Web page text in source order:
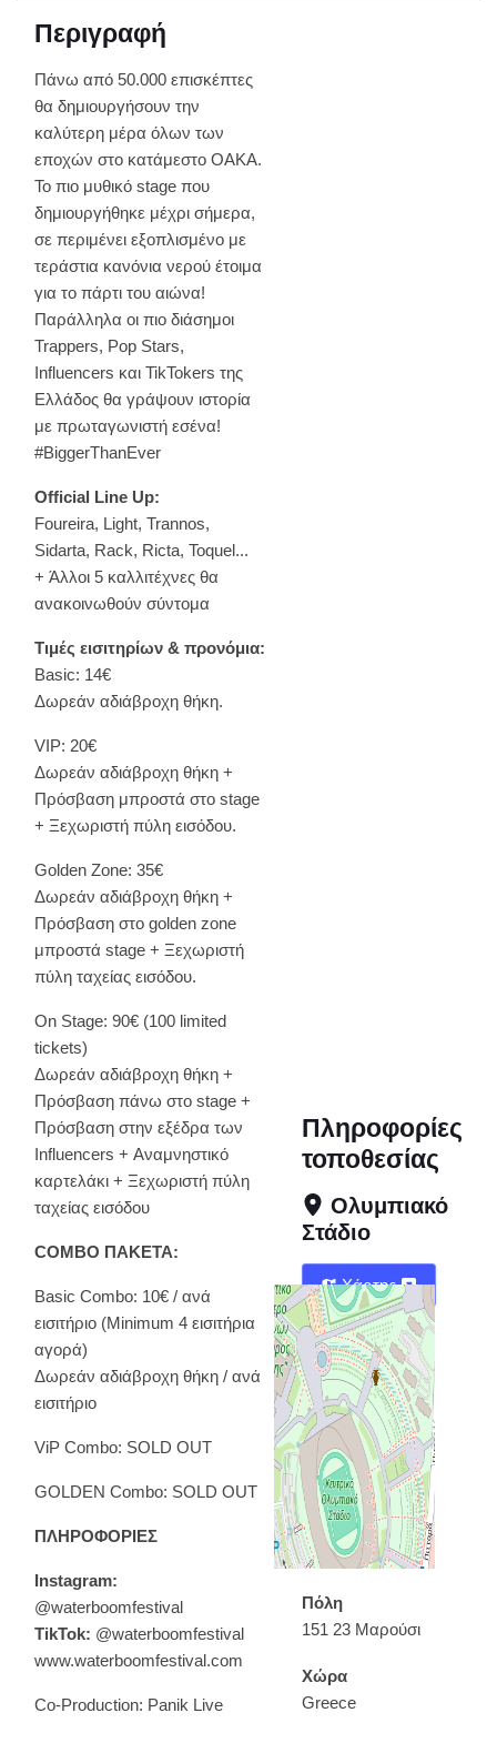
Περιγραφή
Πάνω από 50.000 επισκέπτες
θα δημιουργήσουν την
καλύτερη μέρα όλων των
εποχών στο κατάμεστο ΟΑΚΑ.
Το πιο μυθικό stage που
δημιουργήθηκε μέχρι σήμερα,
σε περιμένει εξοπλισμένο με
τεράστια κανόνια νερού έτοιμα
για το πάρτι του αιώνα!
Παράλληλα οι πιο διάσημοι
Trappers, Pop Stars,
Influencers και TikTokers της
Ελλάδος θα γράψουν ιστορία
με πρωταγωνιστή εσένα!
#BiggerThanEver
Official Line Up:
Foureira, Light, Trannos,
Sidarta, Rack, Ricta, Toquel...
+ Άλλοι 5 καλλιτέχνες θα
ανακοινωθούν σύντομα
Τιμές εισιτηρίων & προνόμια:
Basic: 14€
Δωρεάν αδιάβροχη θήκη.
VIP: 20€
Δωρεάν αδιάβροχη θήκη +
Πρόσβαση μπροστά στο stage
+ Ξεχωριστή πύλη εισόδου.
Golden Zone: 35€
Δωρεάν αδιάβροχη θήκη +
Πρόσβαση στο golden zone
μπροστά stage + Ξεχωριστή
πύλη ταχείας εισόδου.
On Stage: 90€ (100 limited
tickets)
Δωρεάν αδιάβροχη θήκη +
Πρόσβαση πάνω στο stage +
Πρόσβαση στην εξέδρα των
Influencers + Αναμνηστικό
καρτελάκι + Ξεχωριστή πύλη
ταχείας εισόδου
COMBO ΠΑΚΕΤΑ:
Basic Combo: 10€ / ανά
εισιτήριο (Minimum 4 εισιτήρια
αγορά)
Δωρεάν αδιάβροχη θήκη / ανά
εισιτήριο
ViP Combo: SOLD OUT
GOLDEN Combo: SOLD OUT
ΠΛΗΡΟΦΟΡΙΕΣ
Instagram:
@waterboomfestival
TikTok: @waterboomfestival
www.waterboomfestival.com
Co-Production: Panik Live
Πληροφορίες
τοποθεσίας
Ολυμπιακό
Στάδιο
Χάρτης
Οδηγίες
Πόλη
151 23 Μαρούσι
Χώρα
Greece